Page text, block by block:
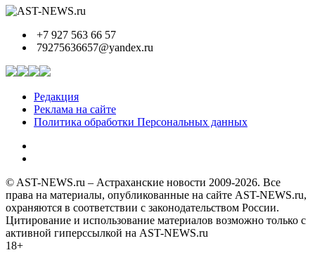
+7 927 563 66 57
79275636657@yandex.ru
Редакция
Реклама на сайте
Политика обработки Персональных данных
© AST-NEWS.ru – Астраханские новости 2009-2026. Все
права на материалы, опубликованные на сайте AST-NEWS.ru,
охраняются в соответствии с законодательством России.
Цитирование и использование материалов возможно только с
активной гиперссылкой на AST-NEWS.ru
18+